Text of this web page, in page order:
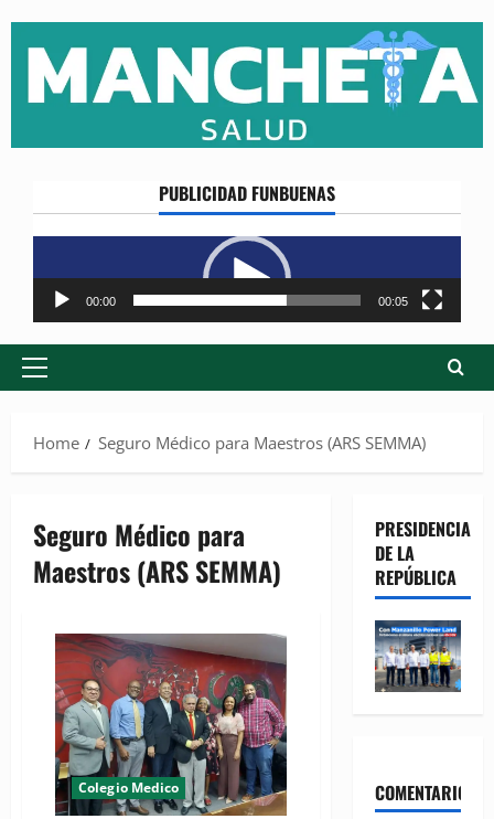
content
PUBLICIDAD FUNBUENAS
Reproductor
de
vídeo
00:00 00:05
Primary
Home
Seguro Médico para Maestros (ARS SEMMA)
Seguro Médico para
Maestros (ARS SEMMA)
Colegio Medico
PRESIDENCIA
DE LA
REPÚBLICA
COMENTARIOS